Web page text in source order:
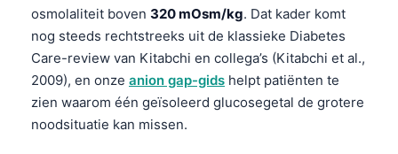
osmolaliteit boven 320 mOsm/kg. Dat kader komt
nog steeds rechtstreeks uit de klassieke Diabetes
Care-review van Kitabchi en collega’s (Kitabchi et al.,
2009), en onze anion gap-gids helpt patiënten te
zien waarom één geïsoleerd glucosegetal de grotere
noodsituatie kan missen.